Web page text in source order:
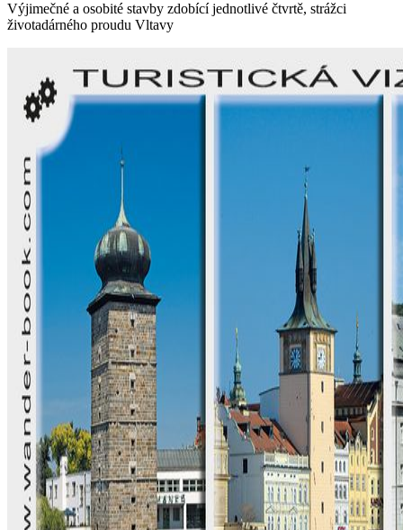
Výjimečné a osobité stavby zdobící jednotlivé čtvrtě, strážci
životadárného proudu Vltavy